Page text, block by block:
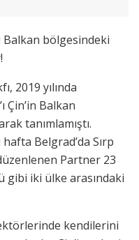
bölgesindeki
2019 yılında
Çin’in Balkan
tanımlamıştı.
Belgrad’da Sırp
Partner 23
gibi iki ülke arasındaki
kendilerini